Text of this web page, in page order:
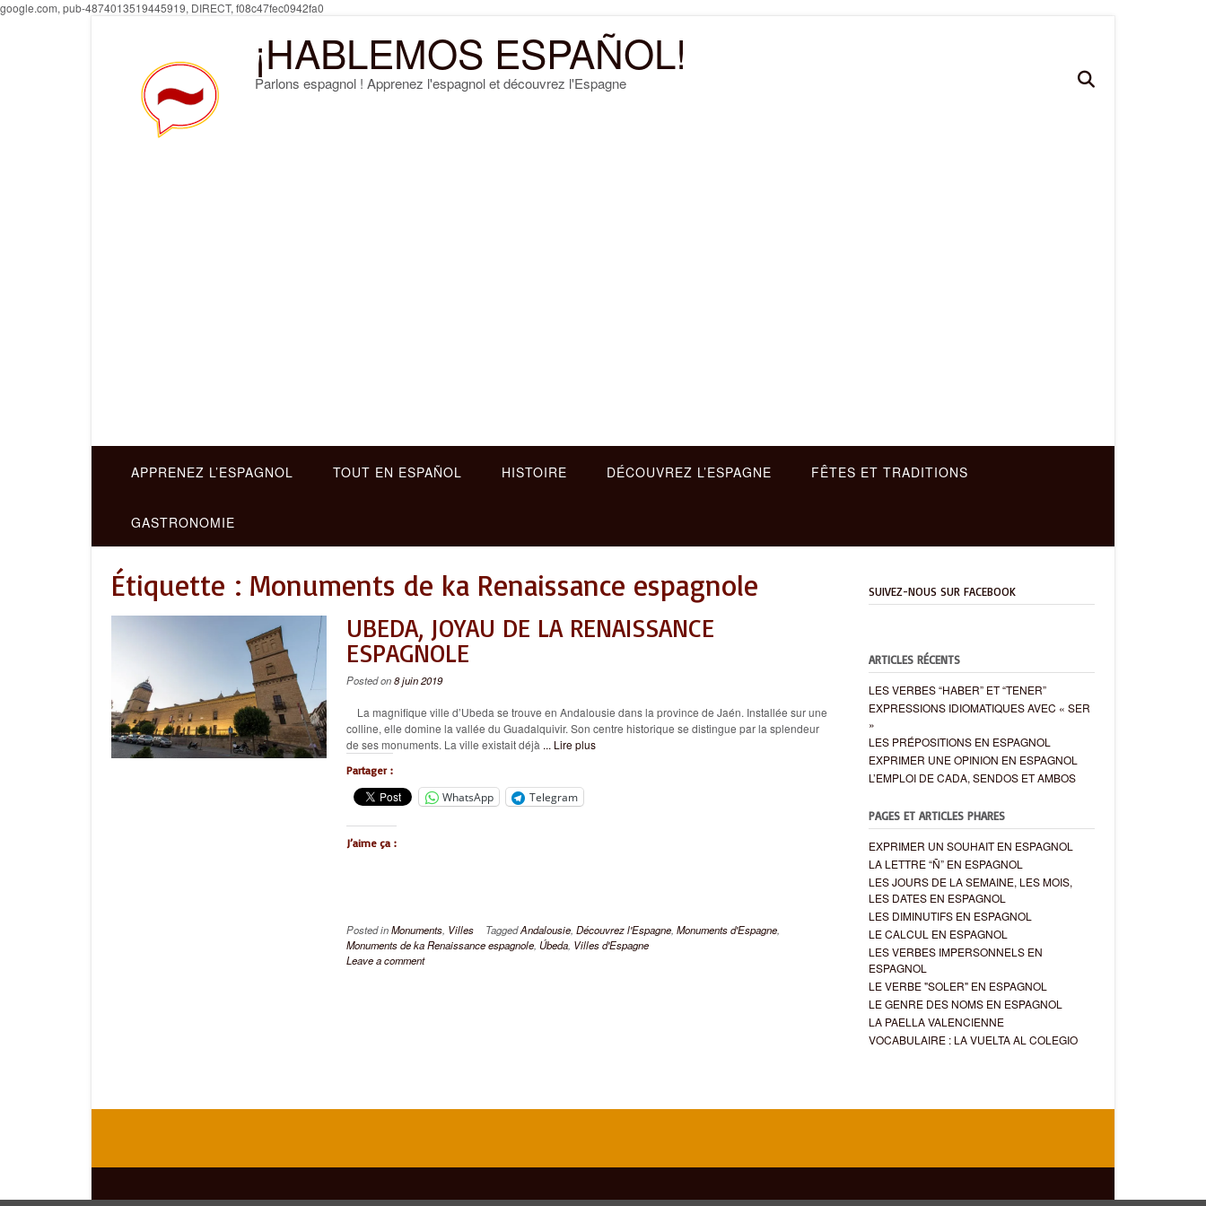
google.com, pub-4874013519445919, DIRECT, f08c47fec0942fa0
content
¡HABLEMOS ESPAÑOL!
Parlons espagnol ! Apprenez l'espagnol et découvrez l'Espagne
APPRENEZ L’ESPAGNOL TOUT EN ESPAÑOL HISTOIRE DÉCOUVREZ L’ESPAGNE FÊTES ET TRADITIONS
GASTRONOMIE
Étiquette : Monuments de ka Renaissance espagnole
UBEDA, JOYAU DE LA RENAISSANCE
ESPAGNOLE
Posted on8 juin 2019
La magnifique ville d’Ubeda se trouve en Andalousie dans la province de Jaén. Installée sur une
colline, elle domine la vallée du Guadalquivir. Son centre historique se distingue par la splendeur
de ses monuments. La ville existait déjà ... Lire plus
Partager :
WhatsApp Telegram
J’aime ça :
Posted inMonuments, Villes TaggedAndalousie, Découvrez l'Espagne, Monuments d'Espagne,
Monuments de ka Renaissance espagnole, Úbeda, Villes d'Espagne
Leave a comment
SUIVEZ-NOUS SUR FACEBOOK
ARTICLES RÉCENTS
LES VERBES “HABER” ET “TENER”
EXPRESSIONS IDIOMATIQUES AVEC « SER
»
LES PRÉPOSITIONS EN ESPAGNOL
EXPRIMER UNE OPINION EN ESPAGNOL
L’EMPLOI DE CADA, SENDOS ET AMBOS
PAGES ET ARTICLES PHARES
EXPRIMER UN SOUHAIT EN ESPAGNOL
LA LETTRE “Ñ” EN ESPAGNOL
LES JOURS DE LA SEMAINE, LES MOIS,
LES DATES EN ESPAGNOL
LES DIMINUTIFS EN ESPAGNOL
LE CALCUL EN ESPAGNOL
LES VERBES IMPERSONNELS EN
ESPAGNOL
LE VERBE "SOLER" EN ESPAGNOL
LE GENRE DES NOMS EN ESPAGNOL
LA PAELLA VALENCIENNE
VOCABULAIRE : LA VUELTA AL COLEGIO